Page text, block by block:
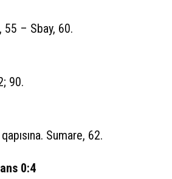
55 – Sbay, 60.
90.
Sumare, 62.
0:4